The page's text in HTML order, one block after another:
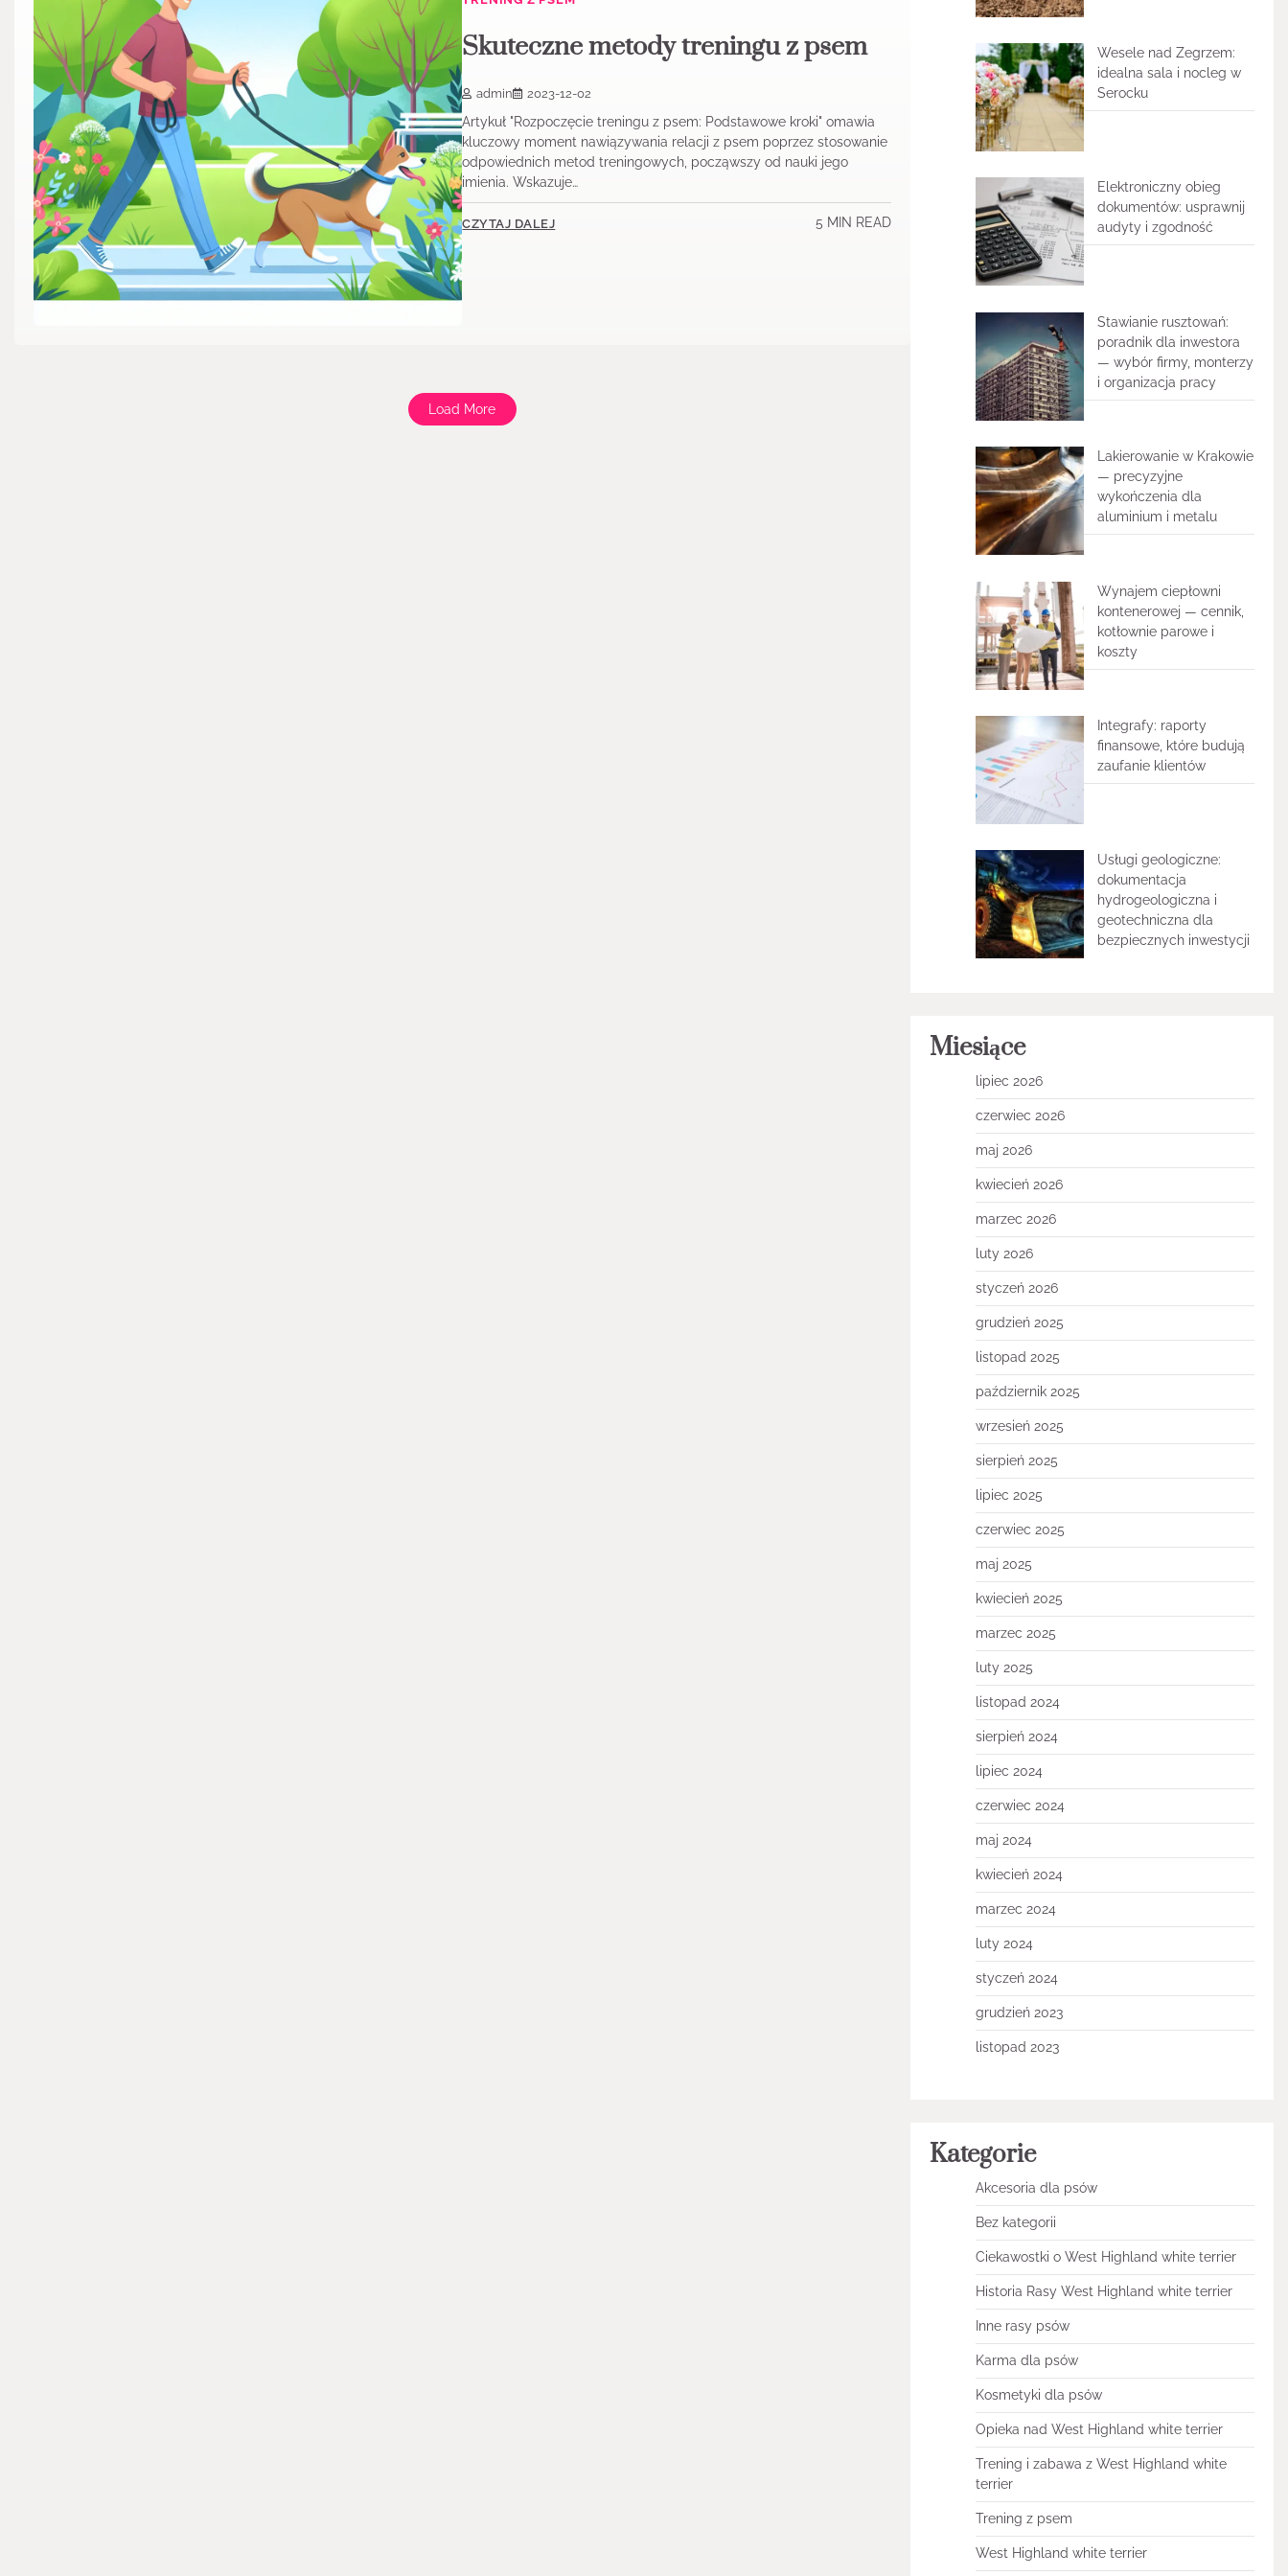
Skuteczne metody treningu z psem
admin 2023-12-02
Artykuł "Rozpoczęcie treningu z psem: Podstawowe kroki" omawia
kluczowy moment nawiązywania relacji z psem poprzez stosowanie
odpowiednich metod treningowych, począwszy od nauki jego
imienia. Wskazuje…
CZYTAJ DALEJ 5 MIN READ
Load More
Wesele nad Zegrzem:
idealna sala i nocleg w
Serocku
Elektroniczny obieg
dokumentów: usprawnij
audyty i zgodność
Stawianie rusztowań:
poradnik dla inwestora
— wybór firmy, monterzy
i organizacja pracy
Lakierowanie w Krakowie
— precyzyjne
wykończenia dla
aluminium i metalu
Wynajem ciepłowni
kontenerowej — cennik,
kotłownie parowe i
koszty
Integrafy: raporty
finansowe, które budują
zaufanie klientów
Usługi geologiczne:
dokumentacja
hydrogeologiczna i
geotechniczna dla
bezpiecznych inwestycji
Miesiące
lipiec 2026
czerwiec 2026
maj 2026
kwiecień 2026
marzec 2026
luty 2026
styczeń 2026
grudzień 2025
listopad 2025
październik 2025
wrzesień 2025
sierpień 2025
lipiec 2025
czerwiec 2025
maj 2025
kwiecień 2025
marzec 2025
luty 2025
listopad 2024
sierpień 2024
lipiec 2024
czerwiec 2024
maj 2024
kwiecień 2024
marzec 2024
luty 2024
styczeń 2024
grudzień 2023
listopad 2023
Kategorie
Akcesoria dla psów
Bez kategorii
Ciekawostki o West Highland white terrier
Historia Rasy West Highland white terrier
Inne rasy psów
Karma dla psów
Kosmetyki dla psów
Opieka nad West Highland white terrier
Trening i zabawa z West Highland white
terrier
Trening z psem
West Highland white terrier